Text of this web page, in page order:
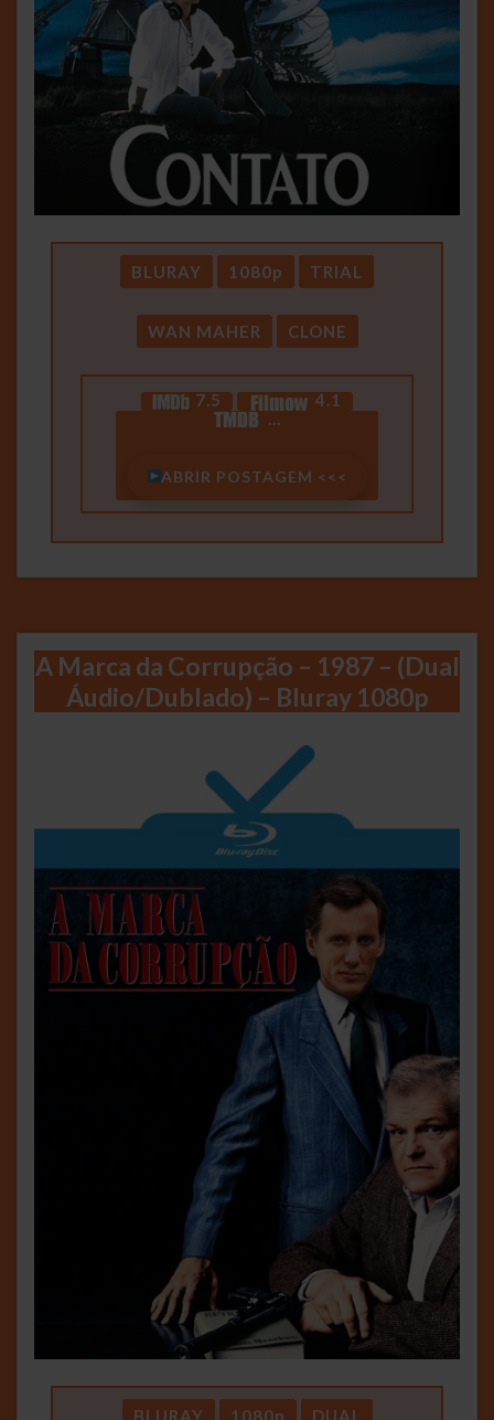
BLURAY 1080p TRIAL
WAN MAHER CLONE
7.5
4.1
…
ABRIR POSTAGEM <<<
A Marca da Corrupção – 1987 – (Dual
Áudio/Dublado) – Bluray 1080p
BLURAY 1080p DUAL